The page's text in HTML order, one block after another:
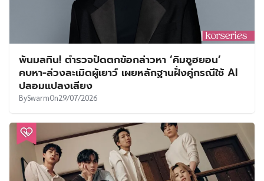
พ้นมลทิน! ตำรวจปัดตกข้อกล่าวหา ‘คิมซูฮยอน’
คบหา-ล่วงละเมิดผู้เยาว์ เผยหลักฐานฝั่งคู่กรณีใช้ AI
ปลอมแปลงเสียง
BySwarmOn29/07/2026